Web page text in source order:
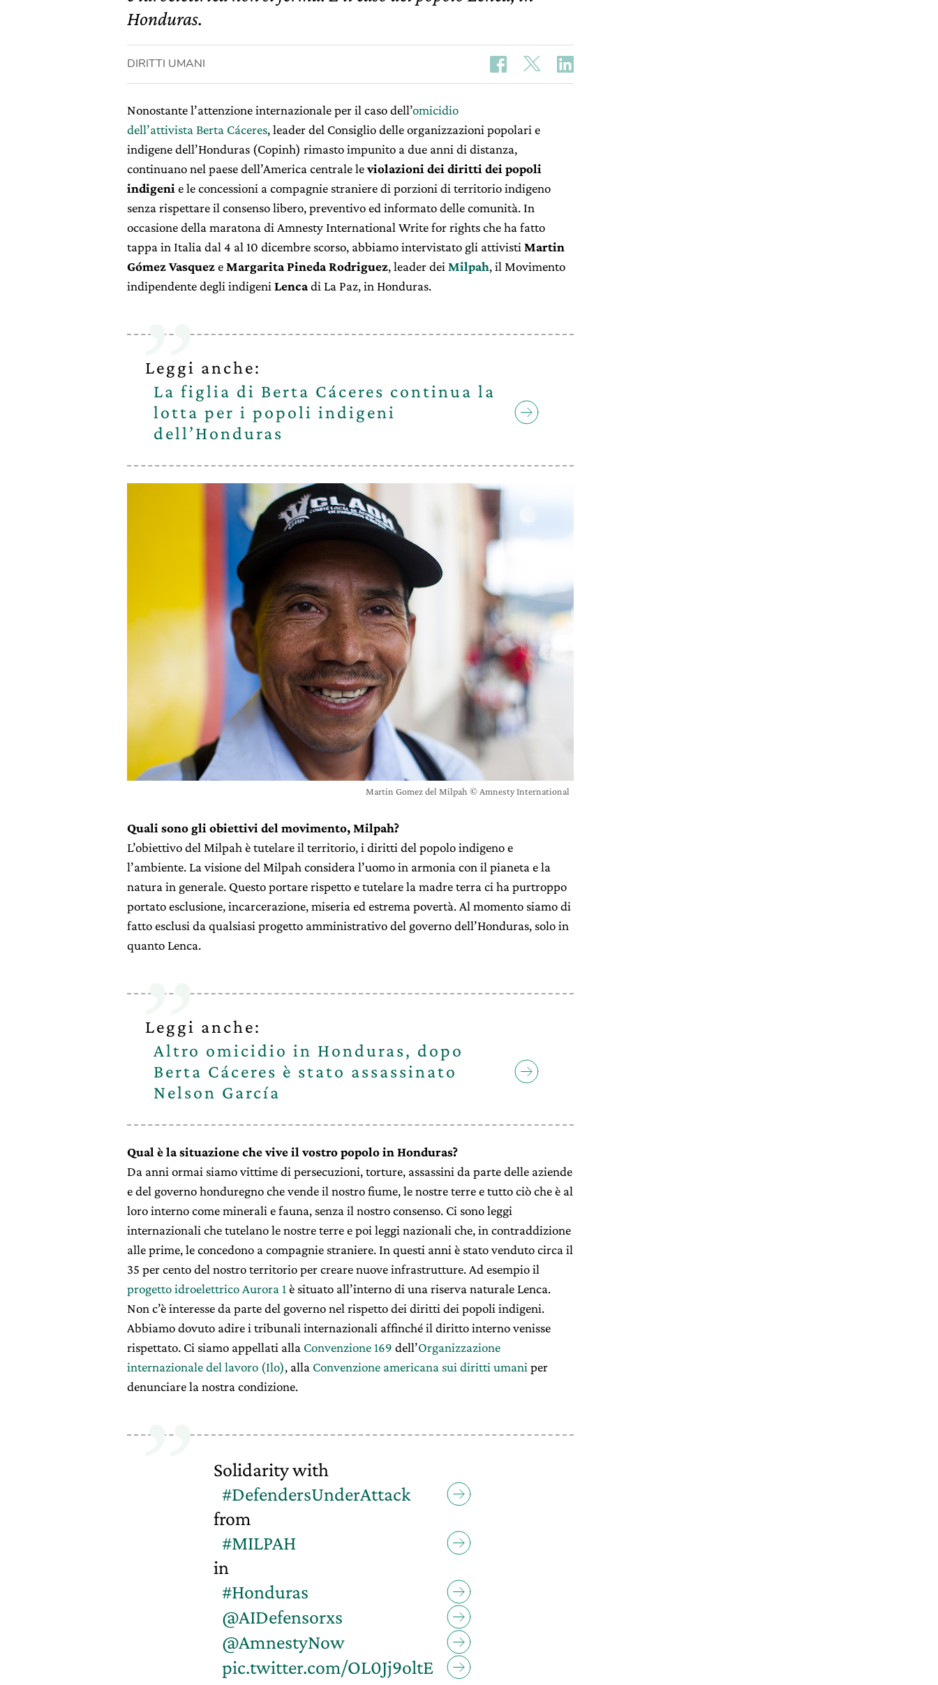
Honduras.
DIRITTI UMANI
Nonostante l’attenzione internazionale per il caso dell’omicidio
dell’attivista Berta Cáceres, leader del Consiglio delle organizzazioni popolari e
indigene dell’Honduras (Copinh) rimasto impunito a due anni di distanza,
continuano nel paese dell’America centrale leviolazioni dei diritti dei popoli
indigeni e le concessioni a compagnie straniere di porzioni di territorio indigeno
senza rispettare il consenso libero, preventivo ed informato delle comunità. In
occasione della maratona di Amnesty International Write for rights che ha fatto
tappa in Italia dal 4 al 10 dicembre scorso, abbiamo intervistato gli attivisti Martin
Gómez VasquezeMargarita Pineda Rodriguez, leader dei Milpah, il Movimento
indipendente degli indigeni Lencadi La Paz, in Honduras.
Leggi anche:
La figlia di Berta Cáceres continua la
lotta per i popoli indigeni
dell’Honduras
Martin Gomez del Milpah © Amnesty International
Quali sono gli obiettivi del movimento, Milpah?
L’obiettivo del Milpah è tutelare il territorio, i diritti del popolo indigeno e
l’ambiente. La visione del Milpah considera l’uomo in armonia con il pianeta e la
natura in generale. Questo portare rispetto e tutelare la madre terra ci ha purtroppo
portato esclusione, incarcerazione, miseria ed estrema povertà. Al momento siamo di
fatto esclusi da qualsiasi progetto amministrativo del governo dell’Honduras, solo in
quanto Lenca.
Leggi anche:
Altro omicidio in Honduras, dopo
Berta Cáceres è stato assassinato
Nelson García
Qual è la situazione che vive il vostro popolo in Honduras?
Da anni ormai siamo vittime di persecuzioni, torture, assassini da parte delle aziende
e del governo honduregno che vende il nostro fiume, le nostre terre e tutto ciò che è al
loro interno come minerali e fauna, senza il nostro consenso. Ci sono leggi
internazionali che tutelano le nostre terre e poi leggi nazionali che, in contraddizione
alle prime, le concedono a compagnie straniere. In questi anni è stato venduto circa il
35 per cento del nostro territorio per creare nuove infrastrutture. Ad esempio il
progetto idroelettrico Aurora 1 è situato all’interno di una riserva naturale Lenca.
Non c’è interesse da parte del governo nel rispetto dei diritti dei popoli indigeni.
Abbiamo dovuto adire i tribunali internazionali affinché il diritto interno venisse
rispettato. Ci siamo appellati alla Convenzione 169 dell’Organizzazione
internazionale del lavoro (Ilo), alla Convenzione americana sui diritti umani per
denunciare la nostra condizione.
Solidarity with
#DefendersUnderAttack
from
#MILPAH
in
#Honduras
@AIDefensorxs
@AmnestyNow
pic.twitter.com/OL0Jj9oltE